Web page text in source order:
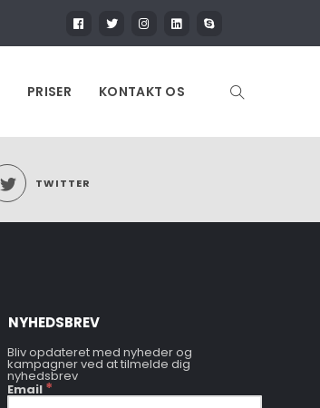
PRISER KONTAKT OS
TWITTER
NYHEDSBREV
Bliv opdateret med nyheder og
kampagner ved at tilmelde dig
nyhedsbrev
Email *